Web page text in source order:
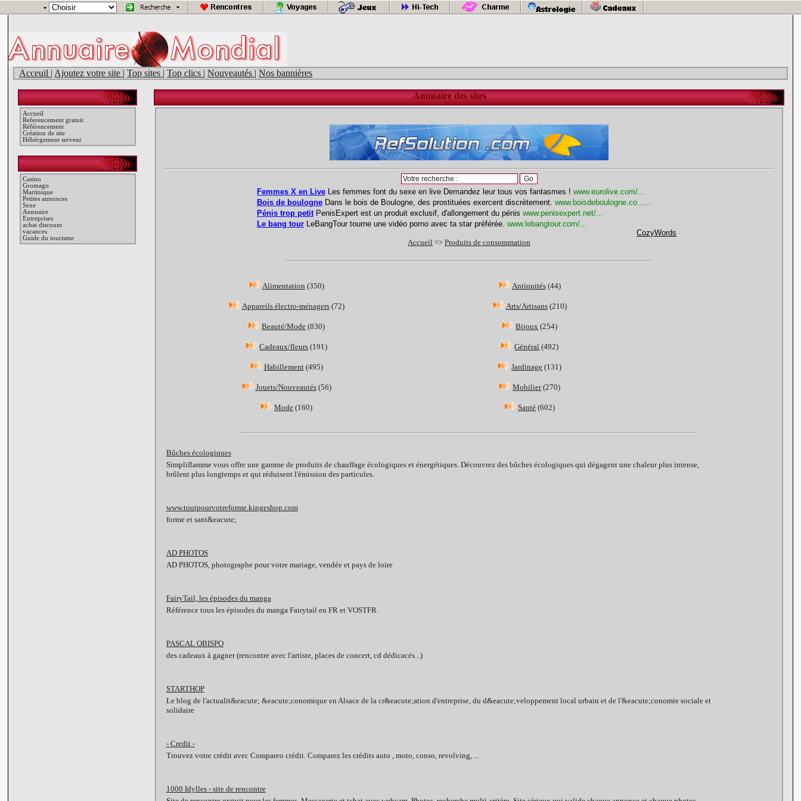
Acceuil | Ajoutez votre site |Top sites |Top clics |Nouveautés |Nos bannières
Accueil
Referencement gratuit
Référencement
Création de site
Hébérgement serveur
Casino
Gromago
Martinique
Petites annonces
Sexe
Annuaire
Entreprises
achat discount
vacances
Guide du tourisme
Annuaire des sites
Accueil => Produits de consommation
Alimentation (350) Antiquités (44)
Appareils électro-ménagers (72) Arts/Artisans (210)
Beauté/Mode (830) Bijoux (254)
Cadeaux/fleurs (191) Général (492)
Habillement (495) Jardinage (131)
Jouets/Nouveautés (56) Mobilier (270)
Mode (160) Santé (602)
Bûches écologiques
Simpliflamme vous offre une gamme de produits de chauffage écologiques et énergétiques. Découvrez des bûches écologiques qui dégagent une chaleur plus intense,
brûlent plus longtemps et qui réduisent l'émission des particules.
www.toutpourvotreforme.kingeshop.com
forme et sant&eacute;
AD PHOTOS
AD PHOTOS, photographe pour votre mariage, vendée et pays de loire
FairyTail, les épisodes du manga
Référence tous les épisodes du manga Fairytail en FR et VOSTFR.
PASCAL OBISPO
des cadeaux à gagner (rencontre avec l'artiste, places de concert, cd dédicacés...)
STARTHOP
Le blog de l'actualit&eacute; &eacute;conomique en Alsace de la cr&eacute;ation d'entreprise, du d&eacute;veloppement local urbain et de l'&eacute;conomie sociale et
solidaire
- Credit -
Trouvez votre crédit avec Compareo crédit. Comparez les crédits auto , moto, conso, revolving, ...
1000 Idylles - site de rencontre